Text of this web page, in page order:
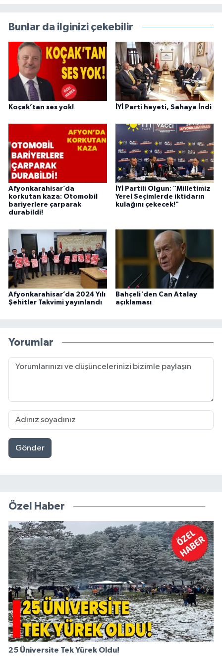
Bunlar da ilginizi çekebilir
Koçak’tan ses yok! İYİ Parti heyeti, Sahaya İndi
Afyonkarahisar’da
korkutan kaza: Otomobil
bariyerlere çarparak
durabildi!
İYİ Partili Olgun: "Milletimiz
Yerel Seçimlerde iktidarın
kulağını çekecek!"
Afyonkarahisar’da 2024 Yılı
Şehitler Takvimi yayınlandı
Bahçeli'den Can Atalay
açıklaması
Yorumlar
Gönder
Özel Haber
25 Üniversite Tek Yürek Oldu!